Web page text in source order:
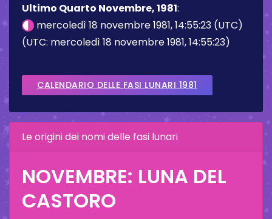
Ultimo Quarto Novembre, 1981:
mercoledì 18 novembre 1981, 14:55:23 (UTC)
(UTC: mercoledì 18 novembre 1981, 14:55:23)
CALENDARIO DELLE FASI LUNARI 1981
Le origini dei nomi delle fasi lunari
NOVEMBRE: LUNA DEL
CASTORO